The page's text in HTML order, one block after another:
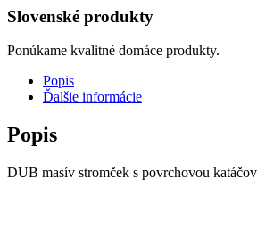
Slovenské produkty
Ponúkame kvalitné domáce produkty.
Popis
Ďalšie informácie
Popis
DUB masív stromček s povrchovou